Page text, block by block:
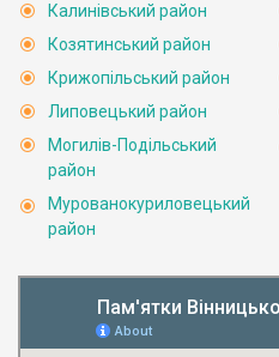
Калинівський район
Козятинський район
Крижопільський район
Липовецький район
Могилів-Подільський
район
Мурованокуриловецький
район